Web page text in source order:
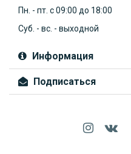
Пн. - пт. с 09:00 до 18:00
Суб. - вс. - выходной
Информация
Подписаться